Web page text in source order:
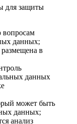
для защиты
вопросам
данных;
в
данных
может быть
данных;
анализ